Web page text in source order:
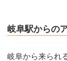
岐阜駅からの
岐阜から来られ